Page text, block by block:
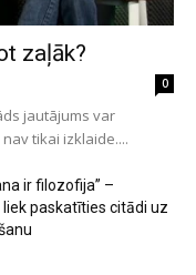
zaļāk?
0
jautājums var
tikai izklaide....
ir filozofija” –
paskatīties citādi uz